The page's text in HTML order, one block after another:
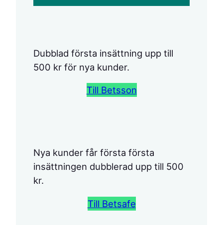
Dubblad första insättning upp till
500 kr för nya kunder.
Till Betsson
Nya kunder får första första
insättningen dubblerad upp till 500
kr.
Till Betsafe